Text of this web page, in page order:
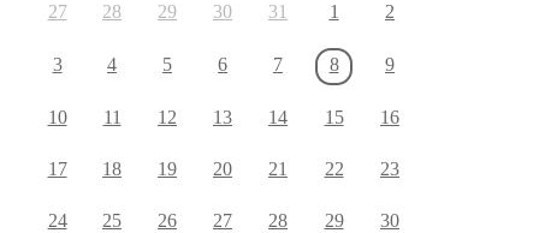
27 28 29 30 31 1 2
3 4 5 6 7 8 9
10 11 12 13 14 15 16
17 18 19 20 21 22 23
24 25 26 27 28 29 30